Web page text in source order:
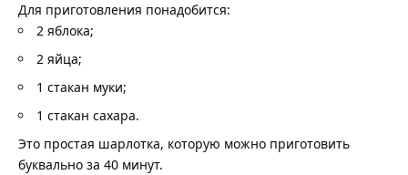
Для приготовления понадобится:
2 яблока;
2 яйца;
1 стакан муки;
1 стакан сахара.
Это простая шарлотка, которую можно приготовить
буквально за 40 минут.